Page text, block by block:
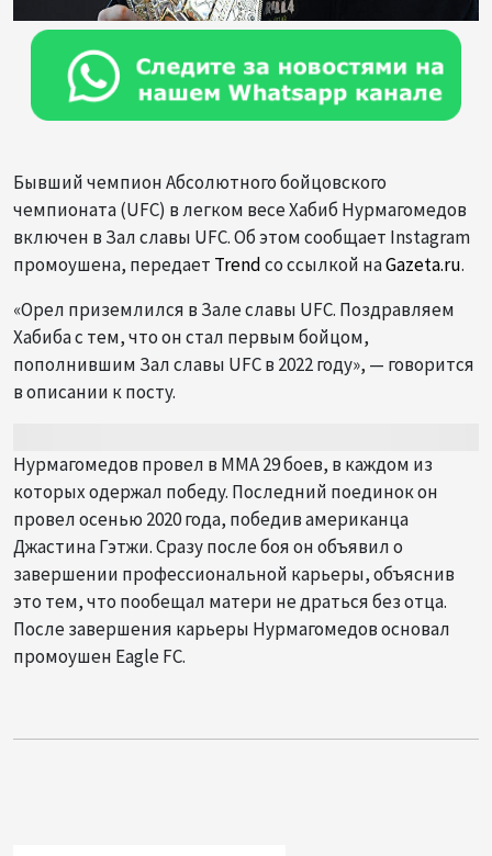
Бывший чемпион Абсолютного бойцовского
чемпионата (UFC) в легком весе Хабиб Нурмагомедов
включен в Зал славы UFC. Об этом сообщает Instagram
промоушена, передает Trendсо ссылкой наGazeta.ru.
«Орел приземлился в Зале славы UFC. Поздравляем
Хабиба с тем, что он стал первым бойцом,
пополнившим Зал славы UFC в 2022 году», — говорится
в описании к посту.
Нурмагомедов провел в ММА 29 боев, в каждом из
которых одержал победу. Последний поединок он
провел осенью 2020 года, победив американца
Джастина Гэтжи. Сразу после боя он объявил о
завершении профессиональной карьеры, объяснив
это тем, что пообещал матери не драться без отца.
После завершения карьеры Нурмагомедов основал
промоушен Eagle FC.